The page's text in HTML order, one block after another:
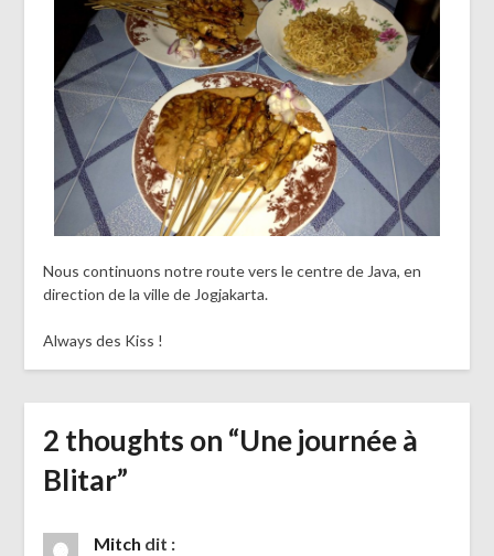
Nous continuons notre route vers le centre de Java, en
direction de la ville de Jogjakarta.
Always des Kiss !
2 thoughts on “Une journée à
Blitar”
Mitch dit :